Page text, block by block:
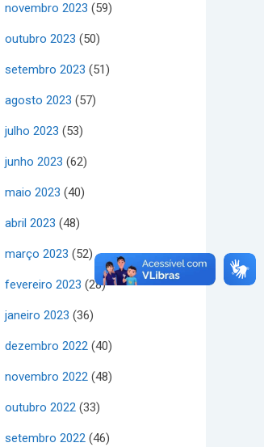
novembro 2023 (59)
outubro 2023 (50)
setembro 2023 (51)
agosto 2023 (57)
julho 2023 (53)
junho 2023 (62)
maio 2023 (40)
abril 2023 (48)
março 2023 (52)
fevereiro 2023 (28)
janeiro 2023 (36)
dezembro 2022 (40)
novembro 2022 (48)
outubro 2022 (33)
setembro 2022 (46)